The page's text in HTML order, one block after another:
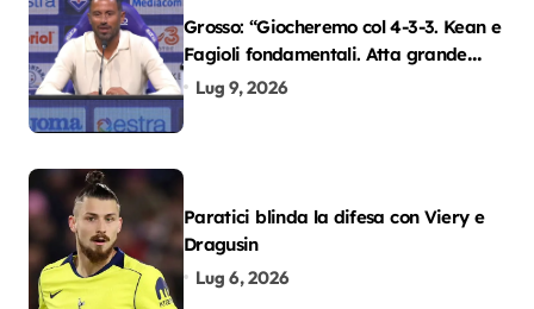
Grosso: “Giocheremo col 4-3-3. Kean e
Fagioli fondamentali. Atta grande
colpo”
Lug 9, 2026
Paratici blinda la difesa con Viery e
Dragusin
Lug 6, 2026